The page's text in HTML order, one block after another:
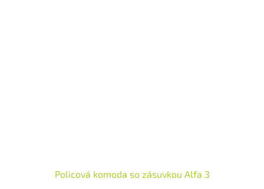
Policová komoda so zásuvkou Alfa 3